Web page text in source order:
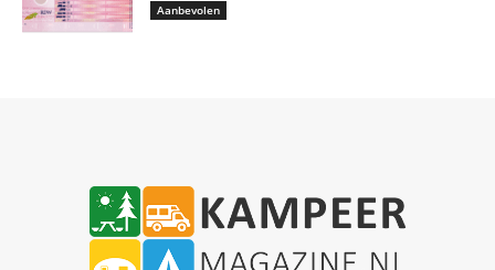
Aanbevolen